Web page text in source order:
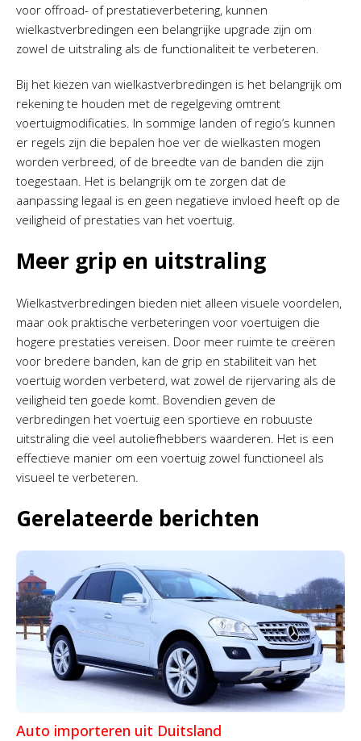
voor offroad- of prestatieverbetering, kunnen
wielkastverbredingen een belangrijke upgrade zijn om
zowel de uitstraling als de functionaliteit te verbeteren.
Bij het kiezen van wielkastverbredingen is het belangrijk om
rekening te houden met de regelgeving omtrent
voertuigmodificaties. In sommige landen of regio’s kunnen
er regels zijn die bepalen hoe ver de wielkasten mogen
worden verbreed, of de breedte van de banden die zijn
toegestaan. Het is belangrijk om te zorgen dat de
aanpassing legaal is en geen negatieve invloed heeft op de
veiligheid of prestaties van het voertuig.
Meer grip en uitstraling
Wielkastverbredingen bieden niet alleen visuele voordelen,
maar ook praktische verbeteringen voor voertuigen die
hogere prestaties vereisen. Door meer ruimte te creëren
voor bredere banden, kan de grip en stabiliteit van het
voertuig worden verbeterd, wat zowel de rijervaring als de
veiligheid ten goede komt. Bovendien geven de
verbredingen het voertuig een sportieve en robuuste
uitstraling die veel autoliefhebbers waarderen. Het is een
effectieve manier om een voertuig zowel functioneel als
visueel te verbeteren.
Gerelateerde berichten
Auto importeren uit Duitsland